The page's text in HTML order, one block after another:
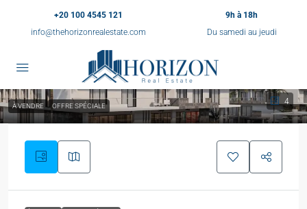
+20 100 4545 121
info@thehorizonrealestate.com
9h à 18h
Du samedi au jeudi
4
À VENDRE OFFRE SPÉCIALE